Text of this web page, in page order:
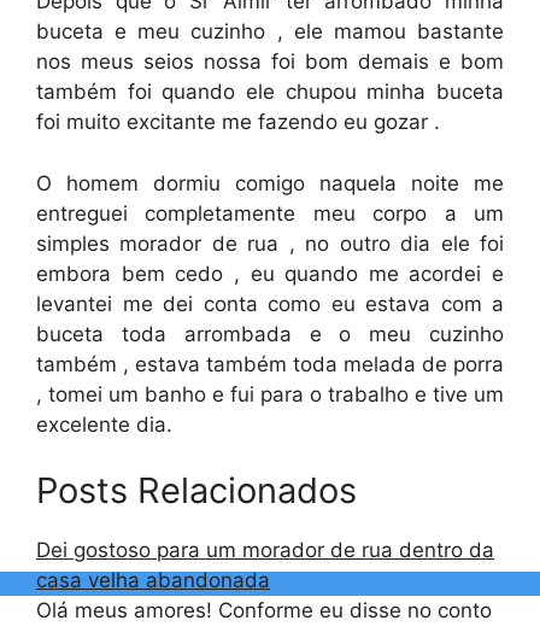
buceta e meu cuzinho , ele mamou bastante
nos meus seios nossa foi bom demais e bom
também foi quando ele chupou minha buceta
foi muito excitante me fazendo eu gozar .
O homem dormiu comigo naquela noite me
entreguei completamente meu corpo a um
simples morador de rua , no outro dia ele foi
embora bem cedo , eu quando me acordei e
levantei me dei conta como eu estava com a
buceta toda arrombada e o meu cuzinho
também , estava também toda melada de porra
, tomei um banho e fui para o trabalho e tive um
excelente dia.
Posts Relacionados
Dei gostoso para um morador de rua dentro da
casa velha abandonada
Olá meus amores! Conforme eu disse no conto